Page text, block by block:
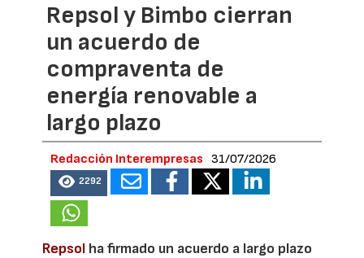
Repsol y Bimbo cierran
un acuerdo de
compraventa de
energía renovable a
largo plazo
Redacción Interempresas 31/07/2026
2292
Repsol ha firmado un acuerdo a largo plazo